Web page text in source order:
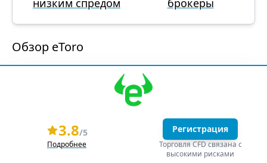
низким спредом
брокеры
Обзор eToro
3.8/5
Подробнее
Регистрация
Торговля CFD связана с
высокими рисками